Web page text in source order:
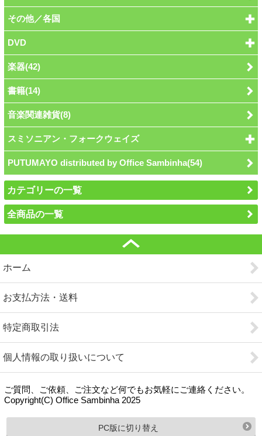
その他／各国
DVD
楽器(42)
書籍(14)
音楽関連雑貨(8)
スミソニアン・フォークウェイズ
PUTUMAYO distributed by Office Sambinha(54)
カテゴリーの一覧
全商品の一覧
ホーム
お支払方法・送料
特定商取引法
個人情報の取り扱いについて
ご質問、ご依頼、ご注文など何でもお気軽にご連絡ください。
Copyright(C) Office Sambinha 2025
PC版に切り替え